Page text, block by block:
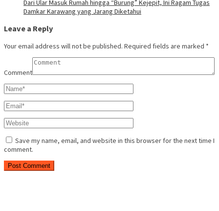
Dari Ular Masuk Rumah hingga “Burung” Kejepit, Ini Ragam Tugas
Damkar Karawang yang Jarang Diketahui
Leave a Reply
Your email address will not be published. Required fields are marked *
Comment
Save my name, email, and website in this browser for the next time I
comment.